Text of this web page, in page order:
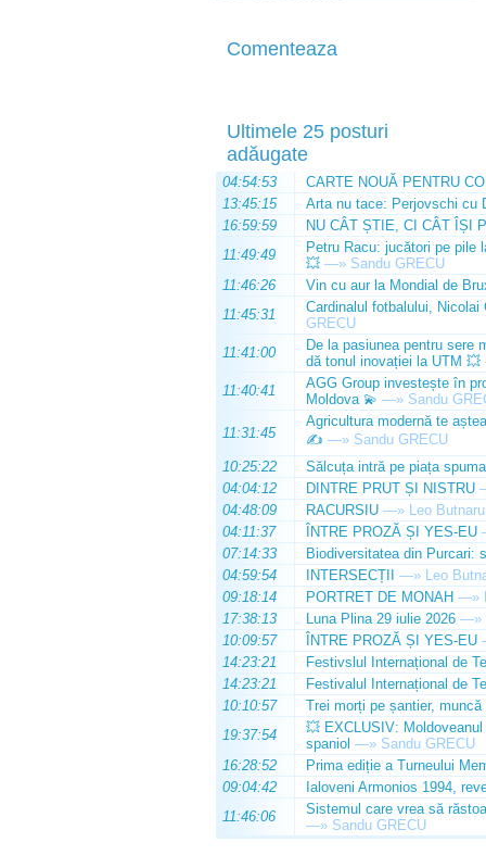
Comenteaza
Ultimele 25 posturi
adăugate
04:54:53
CARTE NOUĂ PENTRU
13:45:15
Arta nu tace: Perjovschi cu
16:59:59
NU CÂT ȘTIE, CI CÂT ÎȘI
11:49:49
Petru Racu: jucători pe pile
💥 —» Sandu GRECU
11:46:26
Vin cu aur la Mondial de
11:45:31
Cardinalul fotbalului,
GRECU
11:41:00
De la pasiunea pentru sere
dă tonul inovației la UTM 💥
11:40:41
AGG Group investește în
Moldova 💫 —» Sandu
11:31:45
Agricultura modernă te
✍️ —» Sandu GRECU
10:25:22
Sălcuța intră pe piața
04:04:12
DINTRE PRUT ȘI NISTRU
04:48:09
RACURSIU —» Leo Butnaru
04:11:37
ÎNTRE PROZĂ ȘI YES-EU
07:14:33
Biodiversitatea din Purcari:
04:59:54
INTERSECȚII —» Leo
09:18:14
PORTRET DE MONAH —»
17:38:13
Luna Plina 29 iulie 2026 —»
10:09:57
ÎNTRE PROZĂ ȘI YES-EU
14:23:21
Festivslul Internațional de
14:23:21
Festivalul Internațional de
10:10:57
Trei morți pe șantier, muncă
19:37:54
💥 EXCLUSIV:
spaniol —» Sandu GRECU
16:28:52
Prima ediție a Turneului
09:04:42
Ialoveni Armonios 1994,
11:46:06
Sistemul care vrea să
—» Sandu GRECU